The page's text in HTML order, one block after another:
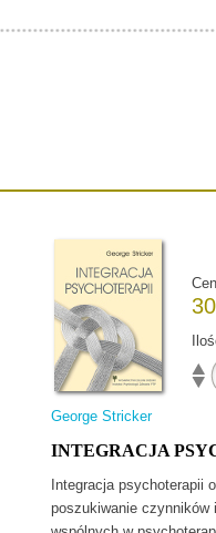
George Stricker
INTEGRACJA
Integracja psychoterapii
poszukiwanie czynników